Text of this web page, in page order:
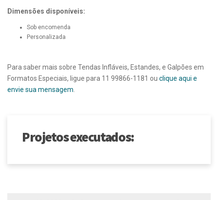
Dimensões disponíveis:
Sob encomenda
Personalizada
Para saber mais sobre Tendas Infláveis, Estandes, e Galpões em
Formatos Especiais, ligue para 11 99866-1181 ou clique aqui e
envie sua mensagem.
Projetos executados: